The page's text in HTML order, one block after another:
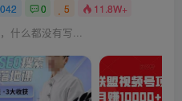
0 5 11.8W+
什么都没有写...